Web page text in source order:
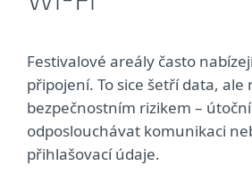
Festivalové areály často
připojení. To sice šetří data, ale
bezpečnostním rizikem –
odposlouchávat komunikaci
přihlašovací údaje.